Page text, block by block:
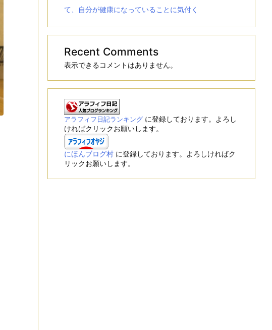
て、自分が健康になっていることに気付く
Recent Comments
表示できるコメントはありません。
アラフィフ日記ランキング に登録しております。よろし
ければクリックお願いします。
にほんブログ村 に登録しております。よろしければク
リックお願いします。